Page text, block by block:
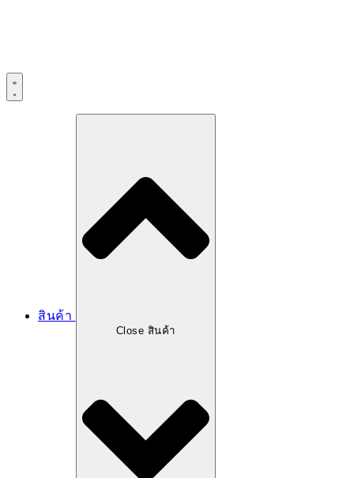
สินค้า
Close สินค้า